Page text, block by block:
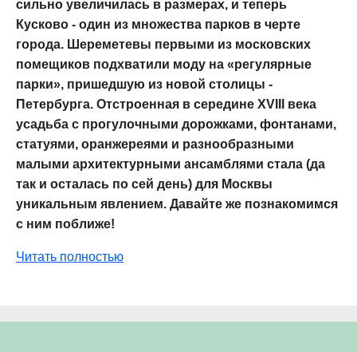
сильно увеличилась в размерах, и теперь
Кусково - один из множества парков в черте
города. Шереметевы первыми из московских
помещиков подхватили моду на «регулярные
парки», пришедшую из новой столицы -
Петербурга. Отстроенная в середине XVIII века
усадьба с прогулочными дорожками, фонтанами,
статуями, оранжереями и разнообразными
малыми архитектурными ансамблями стала (да
так и осталась по сей день) для Москвы
уникальным явлением. Давайте же познакомимся
с ним поближе!
Читать полностью